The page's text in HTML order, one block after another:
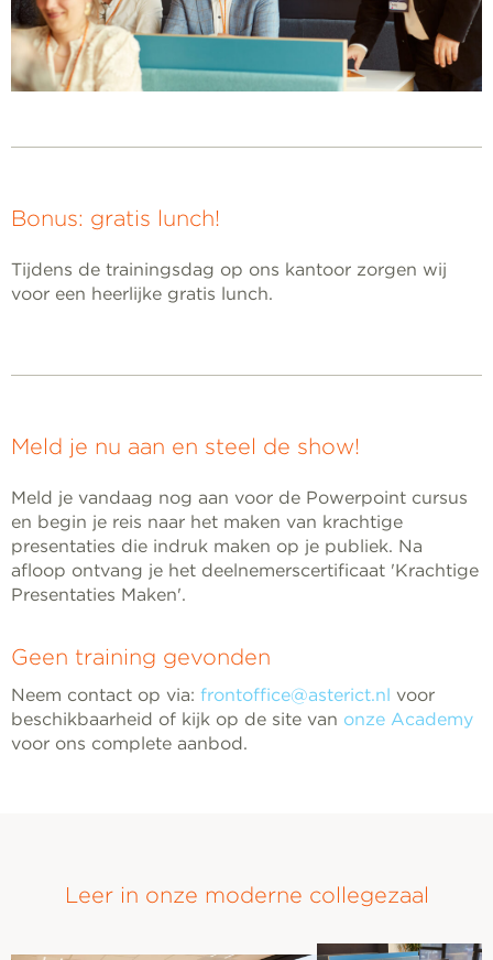
Bonus: gratis lunch!
Tijdens de trainingsdag op ons kantoor zorgen wij
voor een heerlijke gratis lunch.
Meld je nu aan en steel de show!
Meld je vandaag nog aan voor de Powerpoint cursus
en begin je reis naar het maken van krachtige
presentaties die indruk maken op je publiek. Na
afloop ontvang je het deelnemerscertificaat 'Krachtige
Presentaties Maken'.
Geen training gevonden
Neem contact op via: frontoffice@asterict.nl voor
beschikbaarheid of kijk op de site van onze Academy
voor ons complete aanbod.
Leer in onze moderne collegezaal